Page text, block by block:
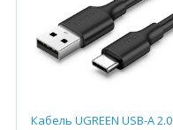
Кабель UGREEN USB-A 2.0